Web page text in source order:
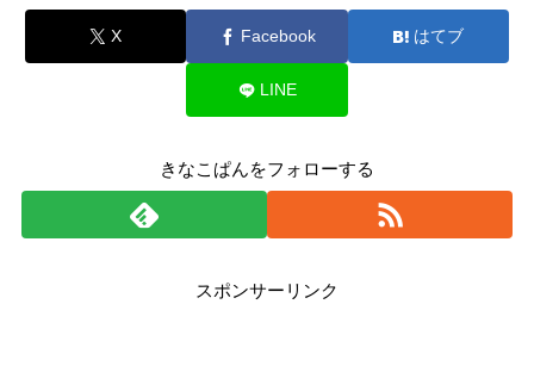
X Facebook はてブ
LINE
きなこぱんをフォローする
スポンサーリンク